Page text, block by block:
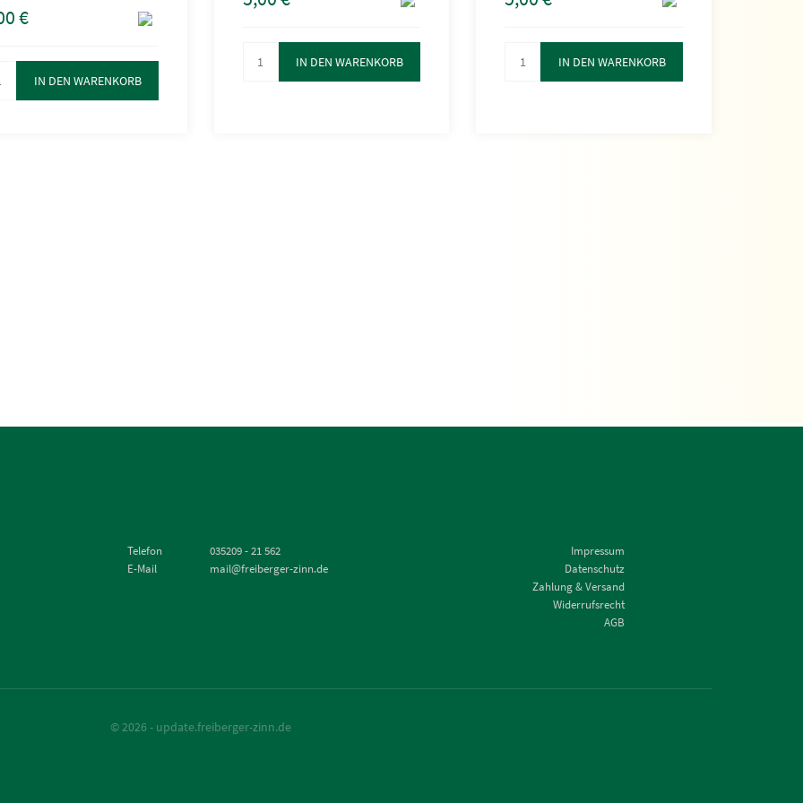
€
IN DEN WARENKORB
IN DEN WARENKORB IN DEN WARENKORB
Telefon
035209 - 21 562
E-Mail
mail@freiberger-zinn.de
Impressum
Datenschutz
Zahlung & Versand
Widerrufsrecht
AGB
© 2026 - update.freiberger-zinn.de